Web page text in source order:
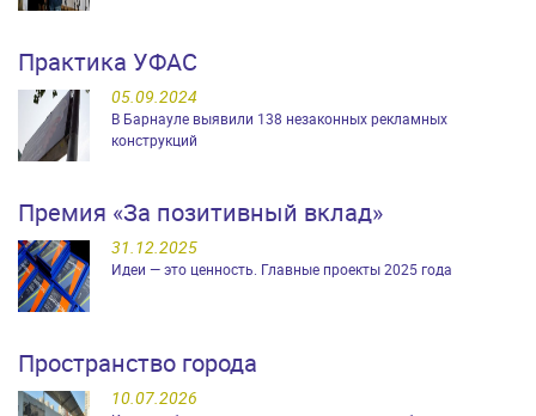
Практика УФАС
05.09.2024
В Барнауле выявили 138 незаконных рекламных
конструкций
Премия «За позитивный вклад»
31.12.2025
Идеи — это ценность. Главные проекты 2025 года
Пространство города
10.07.2026